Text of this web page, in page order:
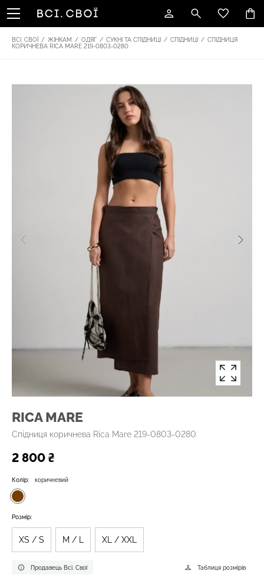
ВСІ. СВОЇ / ЖІНКАМ / ОДЯГ / СУКНІ ТА СПІДНИЦІ / СПІДНИЦІ / СПІДНИЦЯ
КОРИЧНЕВА RICA MARE 219-0803-0280
RICA MARE
Спідниця коричнева Rica Mare 219-0803-0280
2 800 ₴
Продавець Всі. Свої
Колір: коричневий
Таблиця розмірів
Розмір:
XS / S M / L XL / XXL